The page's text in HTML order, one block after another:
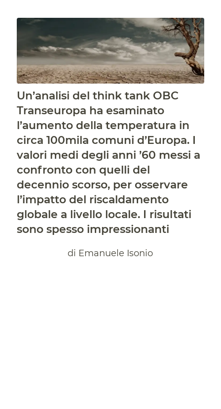
Un’analisi del think tank OBC
Transeuropa ha esaminato
l’aumento della temperatura in
circa 100mila comuni d’Europa. I
valori medi degli anni ’60 messi a
confronto con quelli del
decennio scorso, per osservare
l’impatto del riscaldamento
globale a livello locale. I risultati
sono spesso impressionanti
di Emanuele Isonio